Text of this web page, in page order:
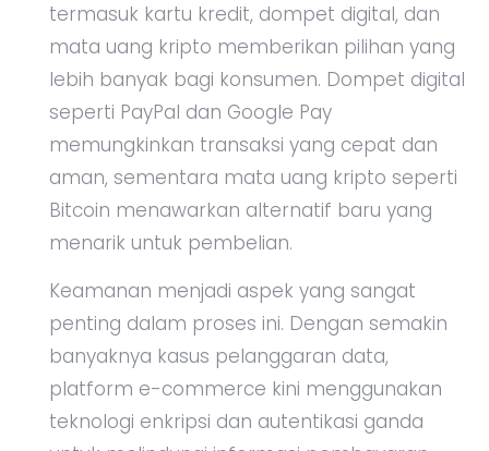
termasuk kartu kredit, dompet digital, dan
mata uang kripto memberikan pilihan yang
lebih banyak bagi konsumen. Dompet digital
seperti PayPal dan Google Pay
memungkinkan transaksi yang cepat dan
aman, sementara mata uang kripto seperti
Bitcoin menawarkan alternatif baru yang
menarik untuk pembelian.
Keamanan menjadi aspek yang sangat
penting dalam proses ini. Dengan semakin
banyaknya kasus pelanggaran data,
platform e-commerce kini menggunakan
teknologi enkripsi dan autentikasi ganda